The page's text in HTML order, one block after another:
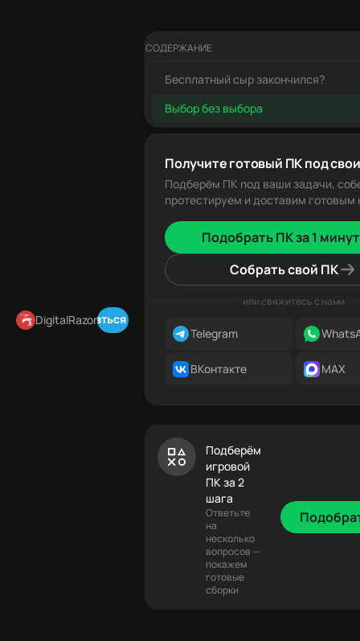
DigitalRazor
Подписаться в Telegram
СОДЕРЖАНИЕ
Бесплатный сыр закончился?
Выбор без выбора
Получите готовый ПК под
Подберём ПК под ваши задачи,
протестируем и доставим готовым
Подобрать ПК за 1
Собрать свой ПК
или свяжитесь с нами
Telegram
ВКонтакте MAX
Подберём
игровой
ПК за 2
шага
Ответьте
на
несколько
вопросов —
покажем
готовые
сборки